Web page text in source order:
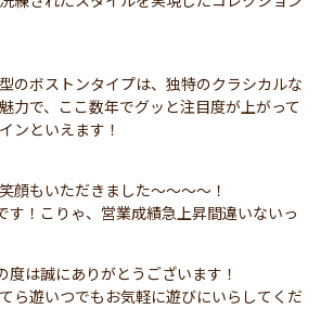
のボストンタイプは、独特のクラシカルな
力で、ここ数年でグッと注目度が上がって
ンといえます！
顔もいただきました～～～～！
す！こりゃ、営業成績急上昇間違いないっ
度は誠にありがとうございます！
ら遊いつでもお気軽に遊びにいらしてくだ